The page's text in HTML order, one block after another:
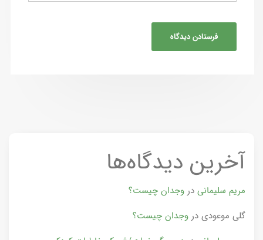
آخرین دیدگاه‌ها
مریم سلیمانی در وجدان چیست؟
گلی موعودی در وجدان چیست؟